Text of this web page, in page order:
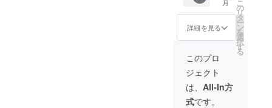
考に記
願いい
たしま
様、デ
ザイン
等、改
良のた
め、一
くださ
販売の
予定価
格4,950
円（税
込）の
18％オ
フ ※消
り145個
5人が応
援購入
2022年
02月末
までに
お届け
予定で
す。 ・
月
詳細を見る
こ
の
リ
タ
ー
ン
を
選
択
す
る
このプロ
ジェクト
は、 All-In方
式です。